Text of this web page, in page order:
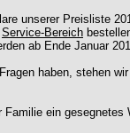
unserer Preisliste
Service-Bereich
ab Ende Januar
haben, stehen
Familie ein